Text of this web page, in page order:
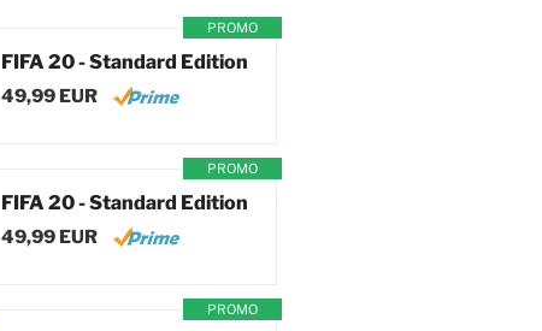
PROMO
FIFA 20 - Standard Edition
49,99 EUR
PROMO
FIFA 20 - Standard Edition
49,99 EUR
PROMO